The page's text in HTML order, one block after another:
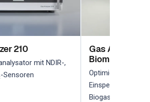
210
mit NDIR-,
Sensoren
Gas Analyzer
Biomethan
Optimiert für die
Biogasanlagen